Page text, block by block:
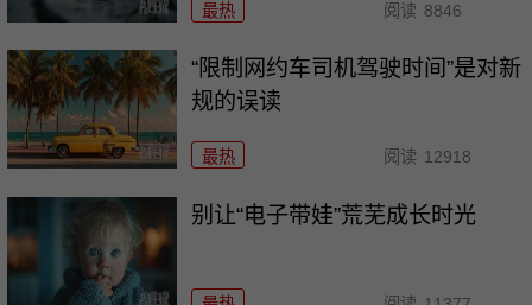
最热 阅读 8846
“限制网约车司机驾驶时间”是对新
规的误读
最热 阅读 12918
别让“电子带娃”荒芜成长时光